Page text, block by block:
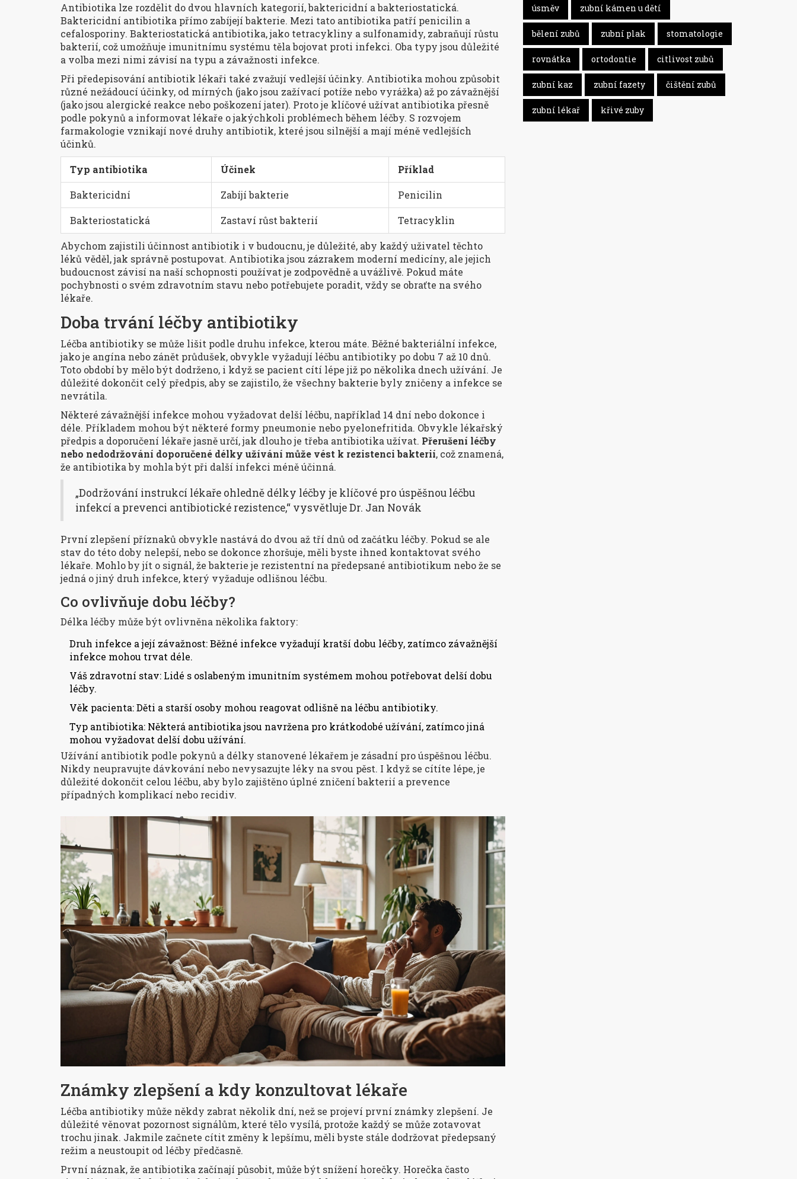
Antibiotika lze rozdělit do dvou hlavních kategorií, baktericidní a bakteriostatická.
Baktericidní antibiotika přímo zabíjejí bakterie. Mezi tato antibiotika patří penicilin a
cefalosporiny. Bakteriostatická antibiotika, jako tetracykliny a sulfonamidy, zabraňují růstu
bakterií, což umožňuje imunitnímu systému těla bojovat proti infekci. Oba typy jsou důležité
a volba mezi nimi závisí na typu a závažnosti infekce.
Při předepisování antibiotik lékaři také zvažují vedlejší účinky. Antibiotika mohou způsobit
různé nežádoucí účinky, od mírných (jako jsou zažívací potíže nebo vyrážka) až po závažnější
(jako jsou alergické reakce nebo poškození jater). Proto je klíčové užívat antibiotika přesně
podle pokynů a informovat lékaře o jakýchkoli problémech během léčby. S rozvojem
farmakologie vznikají nové druhy antibiotik, které jsou silnější a mají méně vedlejších
účinků.
Typ antibiotika Účinek Příklad
Baktericidní Zabíjí bakterie Penicilin
Bakteriostatická Zastaví růst bakterií Tetracyklin
Abychom zajistili účinnost antibiotik i v budoucnu, je důležité, aby každý uživatel těchto
léků věděl, jak správně postupovat. Antibiotika jsou zázrakem moderní medicíny, ale jejich
budoucnost závisí na naší schopnosti používat je zodpovědně a uvážlivě. Pokud máte
pochybnosti o svém zdravotním stavu nebo potřebujete poradit, vždy se obraťte na svého
lékaře.
Doba trvání léčby antibiotiky
Léčba antibiotiky se může lišit podle druhu infekce, kterou máte. Běžné bakteriální infekce,
jako je angína nebo zánět průdušek, obvykle vyžadují léčbu antibiotiky po dobu 7 až 10 dnů.
Toto období by mělo být dodrženo, i když se pacient cítí lépe již po několika dnech užívání. Je
důležité dokončit celý předpis, aby se zajistilo, že všechny bakterie byly zničeny a infekce se
nevrátila.
Některé závažnější infekce mohou vyžadovat delší léčbu, například 14 dní nebo dokonce i
déle. Příkladem mohou být některé formy pneumonie nebo pyelonefritida. Obvykle lékařský
předpis a doporučení lékaře jasně určí, jak dlouho je třeba antibiotika užívat. Přerušení léčby
nebo nedodržování doporučené délky užívání může vést k rezistenci bakterií, což znamená,
že antibiotika by mohla být při další infekci méně účinná.
„Dodržování instrukcí lékaře ohledně délky léčby je klíčové pro úspěšnou léčbu
infekcí a prevenci antibiotické rezistence,“ vysvětluje Dr. Jan Novák
První zlepšení příznaků obvykle nastává do dvou až tří dnů od začátku léčby. Pokud se ale
stav do této doby nelepší, nebo se dokonce zhoršuje, měli byste ihned kontaktovat svého
lékaře. Mohlo by jít o signál, že bakterie je rezistentní na předepsané antibiotikum nebo že se
jedná o jiný druh infekce, který vyžaduje odlišnou léčbu.
Co ovlivňuje dobu léčby?
Délka léčby může být ovlivněna několika faktory:
Druh infekce a její závažnost: Běžné infekce vyžadují kratší dobu léčby, zatímco závažnější
infekce mohou trvat déle.
Váš zdravotní stav: Lidé s oslabeným imunitním systémem mohou potřebovat delší dobu
léčby.
Věk pacienta: Děti a starší osoby mohou reagovat odlišně na léčbu antibiotiky.
Typ antibiotika: Některá antibiotika jsou navržena pro krátkodobé užívání, zatímco jiná
mohou vyžadovat delší dobu užívání.
Užívání antibiotik podle pokynů a délky stanovené lékařem je zásadní pro úspěšnou léčbu.
Nikdy neupravujte dávkování nebo nevysazujte léky na svou pěst. I když se cítíte lépe, je
důležité dokončit celou léčbu, aby bylo zajištěno úplné zničení bakterií a prevence
případných komplikací nebo recidiv.
Známky zlepšení a kdy konzultovat lékaře
Léčba antibiotiky může někdy zabrat několik dní, než se projeví první známky zlepšení. Je
důležité věnovat pozornost signálům, které tělo vysílá, protože každý se může zotavovat
trochu jinak. Jakmile začnete cítit změny k lepšímu, měli byste stále dodržovat předepsaný
režim a neustoupit od léčby předčasně.
První náznak, že antibiotika začínají působit, může být snížení horečky. Horečka často
úsměv zubní kámen u dětí
bělení zubů zubní plak stomatologie
rovnátka ortodontie citlivost zubů
zubní kaz zubní fazety čištění zubů
zubní lékař křivé zuby